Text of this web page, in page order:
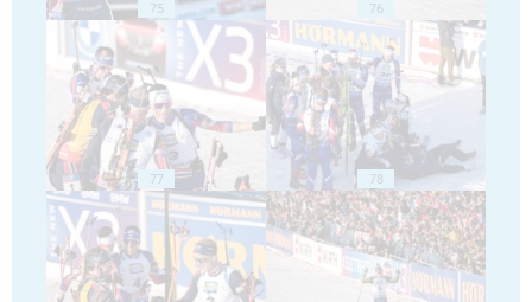
75 76
77 78